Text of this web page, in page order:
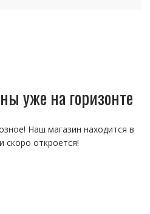
уже на горизонте
Наш магазин находится в
скоро откроется!